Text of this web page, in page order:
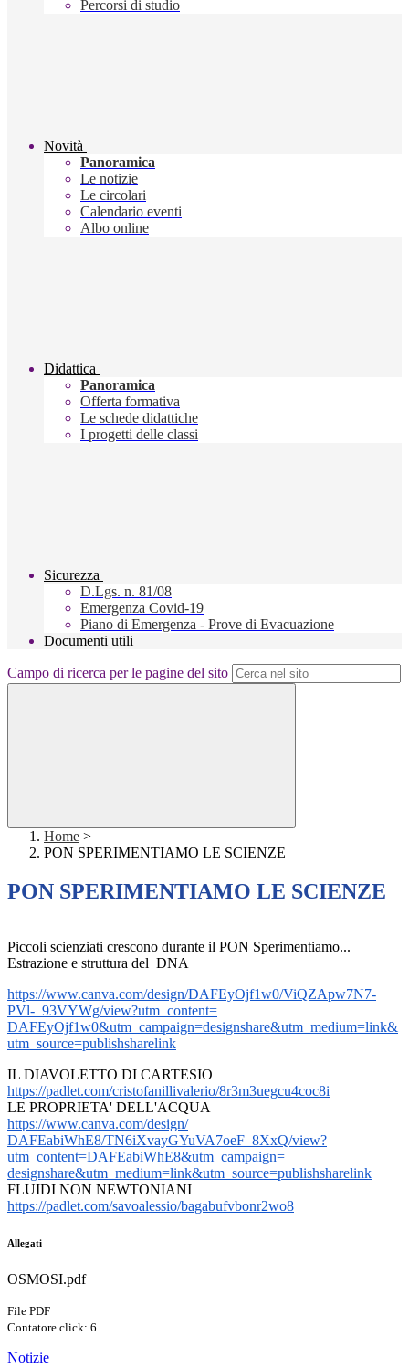
Percorsi di studio
Novità
Panoramica
Le notizie
Le circolari
Calendario eventi
Albo online
Didattica
Panoramica
Offerta formativa
Le schede didattiche
I progetti delle classi
Sicurezza
D.Lgs. n. 81/08
Emergenza Covid-19
Piano di Emergenza - Prove di Evacuazione
Documenti utili
Campo di ricerca per le pagine del sito
Home >
PON SPERIMENTIAMO LE SCIENZE
PON SPERIMENTIAMO LE SCIENZE
Piccoli scienziati crescono durante il PON Sperimentiamo...
Estrazione e struttura del DNA
https://www.canva.com/design/DAFEyOjf1w0/ViQZApw7N7-
PVl-_ 93VYWg/view?utm_content=
DAFEyOjf1w0&utm_campaign=designshare&utm_medium=link&
utm_source=publishsharelink
IL DIAVOLETTO DI CARTESIO
https://padlet.com/cristofanillivalerio/8r3m3uegcu4coc8i
LE PROPRIETA' DELL'ACQUA
https://www.canva.com/design/
DAFEabiWhE8/TN6iXvayGYuVA7oeF_ 8XxQ/view?
utm_content=DAFEabiWhE8&utm_campaign=
designshare&utm_medium=link&utm_source=publishsharelink
FLUIDI NON NEWTONIANI
https://padlet.com/savoalessio/bagabufvbonr2wo8
Allegati
OSMOSI.pdf
File PDF
Contatore click: 6
Notizie